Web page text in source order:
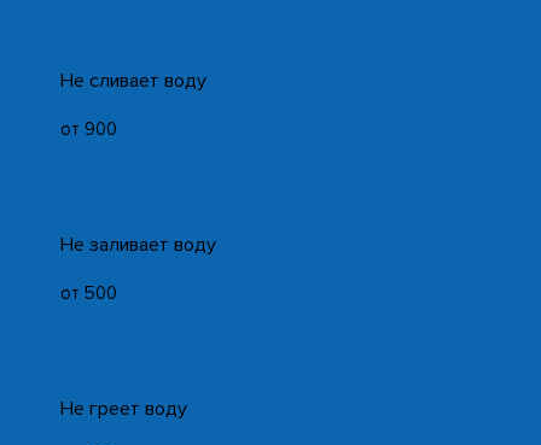
Не сливает воду
от 900
Не заливает воду
от 500
Не греет воду